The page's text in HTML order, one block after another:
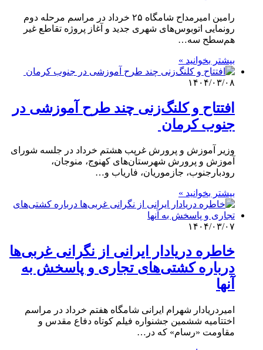
رامین امیرمداح شامگاه ۲۵ خرداد در مراسم مرحله دوم
رونمایی اتوبوس‌های شهری جدید و آغاز پروژه تقاطع غیر
هم‌سطح سه…
بیشتر بخوانید »
۱۴۰۴/۰۳/۰۸
افتتاح و کلنگ‌زنی چند طرح آموزشی در
جنوب کرمان
وزیر آموزش و پرورش غرپب هشتم خرداد در جلسه شورای
آموزش و پرورش شهرستان‌های کهنوج، منوجان،
رودبارجنوب، جازموریان، فاریاب و…
بیشتر بخوانید »
۱۴۰۴/۰۳/۰۷
خاطره دریادار ایرانی از نگرانی غربی‌ها
درباره کشتی‌های تجاری و پاسخش به
آنها
امیردریادار شهرام ایرانی شامگاه هفتم خرداد در مراسم
اختتامیه ششمین جشنواره فیلم کوتاه دفاع مقدس و
مقاومت «رسام» که در…